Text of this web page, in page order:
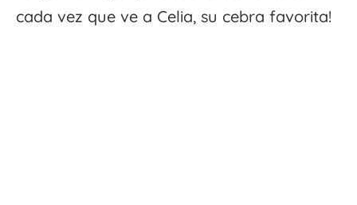
cada vez que ve a Celia, su cebra favorita!